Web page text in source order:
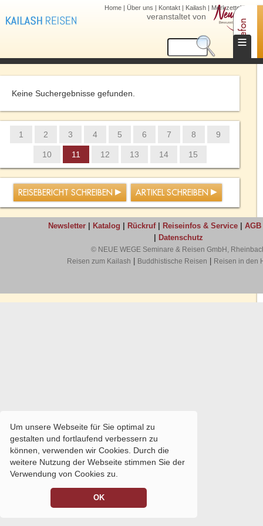
Um unsere Webseite für Sie optimal zu
gestalten und fortlaufend verbessern zu
können, verwenden wir Cookies. Durch die
weitere Nutzung der Webseite stimmen Sie der
Verwendung von Cookies zu.
OK
veranstaltet von
Home | Über uns | Kontakt | Kailash | Merkzettel (0)
≡
Keine Suchergebnisse gefunden.
1 2 3 4 5 6 7 8 9
10 11 12 13 14 15
REISEBERICHT SCHREIBEN ARTIKEL SCHREIBEN
Telefon
Newsletter| Katalog Rückruf| Reiseinfos & Service| AGB
Datenschutz
© NEUE WEGE Seminare & Reisen GmbH,
Reisen zum Kailash
Buddhistische Reisen Reisen in den